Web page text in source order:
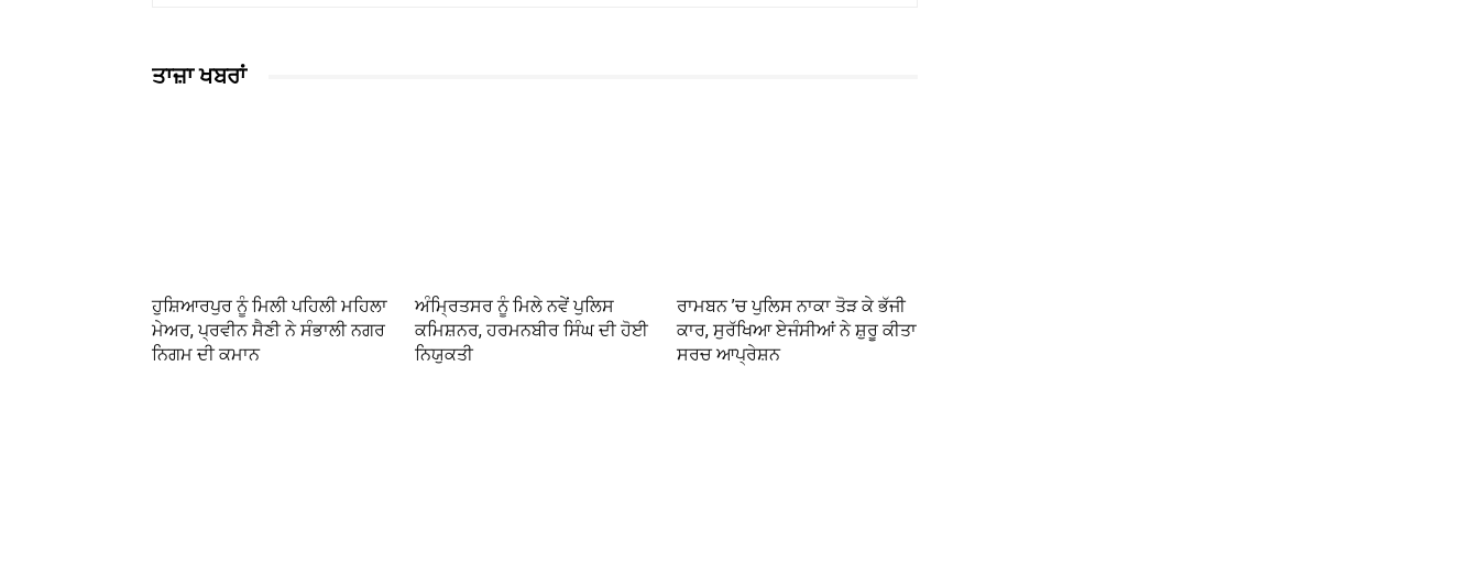
ਤਾਜ਼ਾ ਖਬਰਾਂ
ਹੁਸ਼ਿਆਰਪੁਰ ਨੂੰ ਮਿਲੀ ਪਹਿਲੀ ਮਹਿਲਾ
ਮੇਅਰ, ਪ੍ਰਵੀਨ ਸੈਣੀ ਨੇ ਸੰਭਾਲੀ ਨਗਰ
ਨਿਗਮ ਦੀ ਕਮਾਨ
ਅੰਮ੍ਰਿਤਸਰ ਨੂੰ ਮਿਲੇ ਨਵੇਂ ਪੁਲਿਸ
ਕਮਿਸ਼ਨਰ, ਹਰਮਨਬੀਰ ਸਿੰਘ ਦੀ ਹੋਈ
ਨਿਯੁਕਤੀ
ਰਾਮਬਨ ’ਚ ਪੁਲਿਸ ਨਾਕਾ ਤੋੜ ਕੇ ਭੱਜੀ
ਕਾਰ, ਸੁਰੱਖਿਆ ਏਜੰਸੀਆਂ ਨੇ ਸ਼ੁਰੂ ਕੀਤਾ
ਸਰਚ ਆਪ੍ਰੇਸ਼ਨ